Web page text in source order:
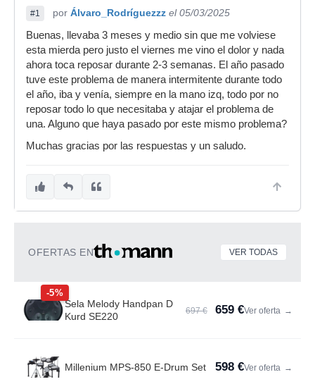
#1 por Álvaro_Rodríguezzz el 05/03/2025
Buenas, llevaba 3 meses y medio sin que me volviese
esta mierda pero justo el viernes me vino el dolor y nada
ahora toca reposar durante 2-3 semanas. El año pasado
tuve este problema de manera intermitente durante todo
el año, iba y venía, siempre en la mano izq, todo por no
reposar todo lo que necesitaba y atajar el problema de
una. Alguno que haya pasado por este mismo problema?
Muchas gracias por las respuestas y un saludo.
OFERTAS EN VER TODAS
-5%
Sela Melody Handpan D
Kurd SE220
697 € 659 €Ver oferta →
Millenium MPS-850 E-Drum Set 598 €Ver oferta →